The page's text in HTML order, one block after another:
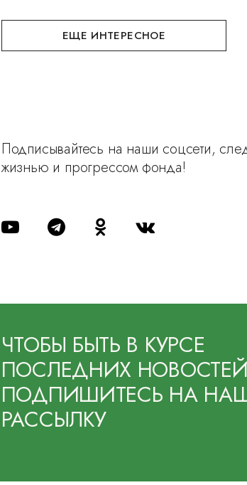
ЕЩЕ ИНТЕРЕСНОЕ
Подписывайтесь на наши соцсети,
жизнью и прогрессом фонда!
ЧТОБЫ БЫТЬ В КУРСЕ
ПОСЛЕДНИХ
ПОДПИШИТЕСЬ НА
РАССЫЛКУ